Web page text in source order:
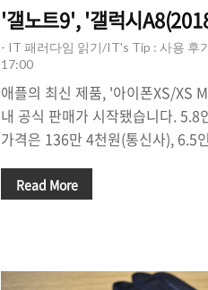
- IT 패러다임 읽기/IT's Tip : 사용 후
17:00
애플의 최신 제품, '아이폰XS/XS
내 공식 판매가 시작됐습니다. 5.8
가격은 136만 4천원(통신사), 6.5
천원(통신사)나 합니다. 갤럭시노
를 달고 등장한 높은 사양의 제품
Read More